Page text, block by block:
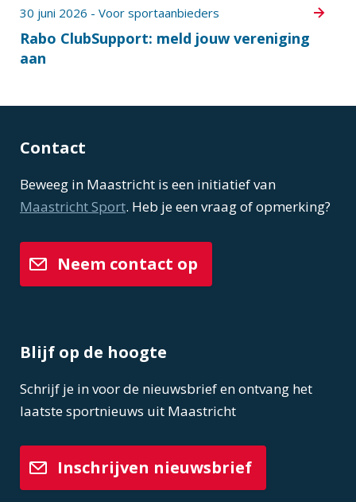
Rabo ClubSupport: meld jouw vereniging
aan
30 juni 2026 - Voor sportaanbieders
Contact
Beweeg in Maastricht is een initiatief van
Maastricht Sport. Heb je een vraag of opmerking?
Neem contact op
Blijf op de hoogte
Schrijf je in voor de nieuwsbrief en ontvang het
laatste sportnieuws uit Maastricht
Inschrijven nieuwsbrief